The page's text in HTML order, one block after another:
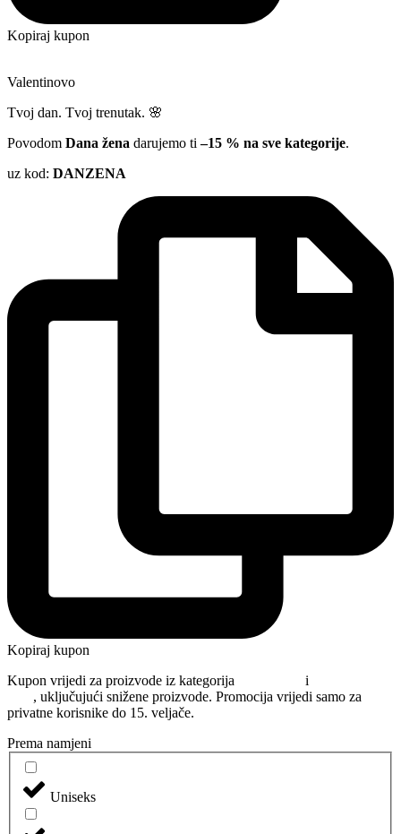
Kopiraj kupon
Valentinovo
Tvoj dan. Tvoj trenutak. 🌸
Povodom Dana žena darujemo ti–15 % na sve kategorije.
uz kod: DANZENA
Kopiraj kupon
Kupon vrijedi za proizvode iz kategorija
i
, uključujući snižene proizvode. Promocija vrijedi samo za
privatne korisnike do 15. veljače.
Prema namjeni
Uniseks